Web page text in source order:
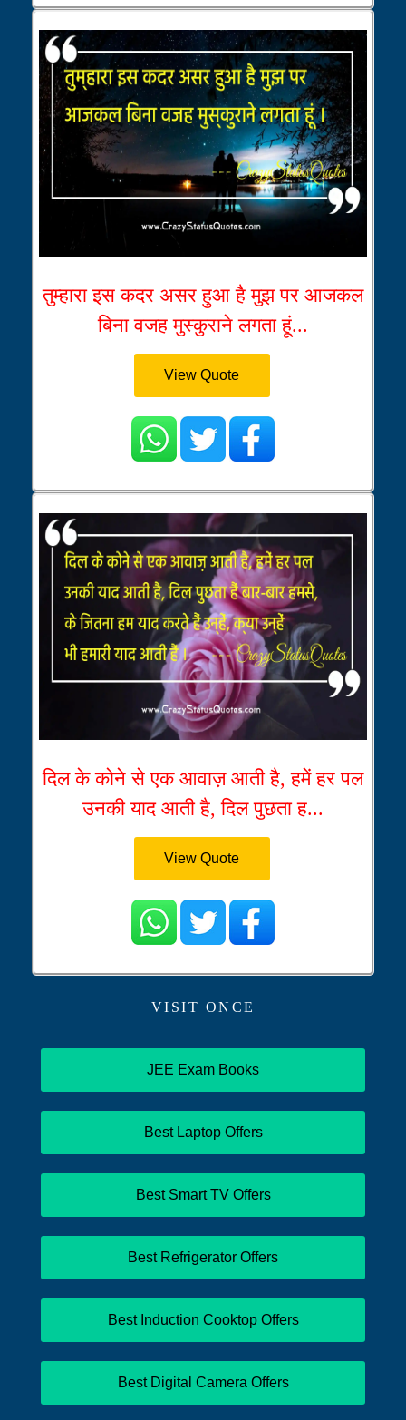
तुम्हारा इस कदर असर हुआ है मुझ पर आजकल
बिना वजह मुस्कुराने लगता हूं...
View Quote
दिल के कोने से एक आवाज़ आती है, हमें हर पल
उनकी याद आती है, दिल पुछता ह...
View Quote
VISIT ONCE
JEE Exam Books
Best Laptop Offers
Best Smart TV Offers
Best Refrigerator Offers
Best Induction Cooktop Offers
Best Digital Camera Offers